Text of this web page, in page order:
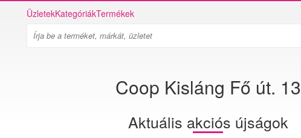
ÜzletekKategóriákTermékek
Coop Kisláng Fő út. 13
Aktuális akciós újságok